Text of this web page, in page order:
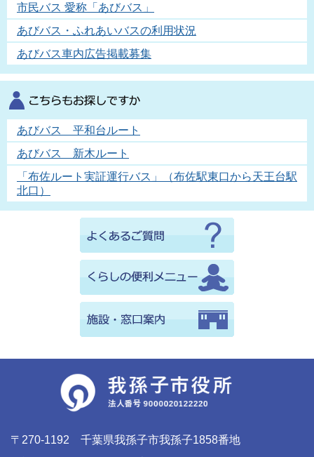
市民バス 愛称「あびバス」
あびバス・ふれあいバスの利用状況
あびバス車内広告掲載募集
あびバス 平和台ルート
あびバス 新木ルート
「布佐ルート実証運行バス」（布佐駅東口から天王台駅
北口）
〒270-1192 千葉県我孫子市我孫子1858番地